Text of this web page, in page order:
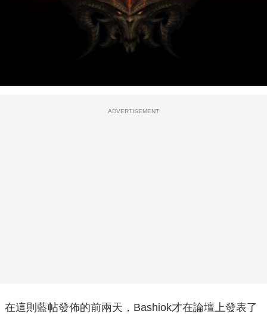
ADVERTISEMENT
在這則藍帖發佈的前兩天，Bashiok才在論壇上發表了